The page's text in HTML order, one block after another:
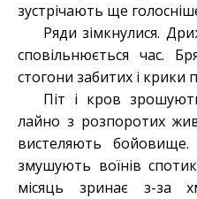
зустрічають ще
Ряди зімкнулися.
сповільнюється час.
стогони забитих і крики
Піт і кров
лайно з розпоротих
вистеляють бойовище.
змушують воїнів
місяць зринає з-за